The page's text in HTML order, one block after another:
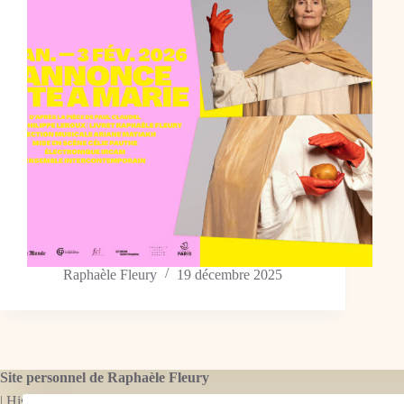
Raphaèle Fleury 19 décembre 2025
Site personnel de Raphaèle Fleury
| Historienne de la marionnette, dramaturge, librettiste.